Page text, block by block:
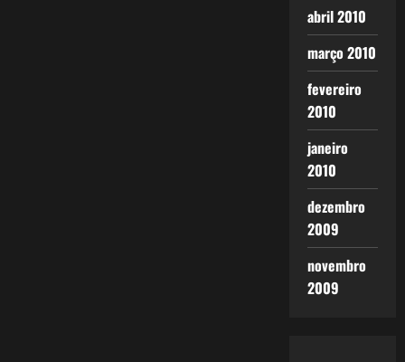
abril 2010
março 2010
fevereiro
2010
janeiro
2010
dezembro
2009
novembro
2009